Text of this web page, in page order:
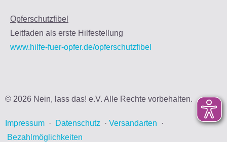
Opferschutzfibel
Leitfaden als erste Hilfestellung
www.hilfe-fuer-opfer.de/opferschutzfibel
© 2026 Nein, lass das! e.V. Alle Rechte vorbehalten.
Impressum · Datenschutz · Versandarten ·
Bezahlmöglichkeiten